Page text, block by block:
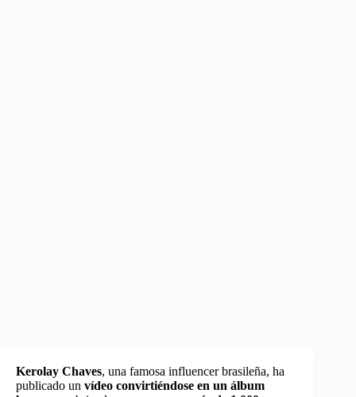
Kerolay Chaves, una famosa influencer brasileña, ha
publicado un vídeo convirtiéndose en un álbum